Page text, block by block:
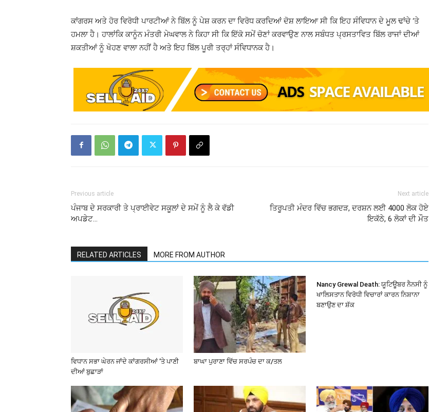
ਕਾਂਗਰਸ ਅਤੇ ਹੋਰ ਵਿਰੋਧੀ ਪਾਰਟੀਆਂ ਨੇ ਬਿੱਲ ਨੂੰ ਪੇਸ਼ ਕਰਨ ਦਾ ਵਿਰੋਧ ਕਰਦਿਆਂ ਦੋਸ਼ ਲਾਇਆ ਸੀ ਕਿ ਇਹ ਸੰਵਿਧਾਨ ਦੇ ਮੂਲ ਢਾਂਚੇ ‘ਤੇ
ਹਮਲਾ ਹੈ। ਹਾਲਾਂਕਿ ਕਾਨੂੰਨ ਮੰਤਰੀ ਮੇਘਵਾਲ ਨੇ ਕਿਹਾ ਸੀ ਕਿ ਇੱਕੋ ਸਮੇਂ ਚੋਣਾਂ ਕਰਵਾਉਣ ਨਾਲ ਸਬੰਧਤ ਪ੍ਰਸਤਾਵਿਤ ਬਿੱਲ ਰਾਜਾਂ ਦੀਆਂ
ਸ਼ਕਤੀਆਂ ਨੂੰ ਖੋਹਣ ਵਾਲਾ ਨਹੀਂ ਹੈ ਅਤੇ ਇਹ ਬਿੱਲ ਪੂਰੀ ਤਰ੍ਹਾਂ ਸੰਵਿਧਾਨਕ ਹੈ।
Previous article
ਪੰਜਾਬ ਦੇ ਸਰਕਾਰੀ ਤੇ ਪ੍ਰਾਈਵੇਟ ਸਕੂਲਾਂ ਦੇ ਸਮੇਂ ਨੂੰ ਲੈ ਕੇ ਵੱਡੀ
ਅਪਡੇਟ…
Next article
ਤਿਰੂਪਤੀ ਮੰਦਰ ਵਿੱਚ ਭਗਦੜ, ਦਰਸ਼ਨ ਲਈ 4000 ਲੋਕ ਹੋਏ
ਇਕੱਠੇ, 6 ਲੋਕਾਂ ਦੀ ਮੌਤ
RELATED ARTICLES MORE FROM AUTHOR
ਵਿਧਾਨ ਸਭਾ ਘੇਰਨ ਜਾਂਦੇ ਕਾਂਗਰਸੀਆਂ ’ਤੇ ਪਾਣੀ
ਦੀਆਂ ਬੁਛਾੜਾਂ
ਬਾਘਾ ਪੁਰਾਣਾ ਵਿੱਚ ਸਰਪੰਚ ਦਾ ਕ/ਤਲ
Nancy Grewal Death: ਯੂਟਿਊਬਰ ਨੈਨਸੀ ਨੂੰ
ਖਾਲਿਸਤਾਨ ਵਿਰੋਧੀ ਵਿਚਾਰਾਂ ਕਾਰਨ ਨਿਸ਼ਾਨਾ
ਬਣਾਉਣ ਦਾ ਸ਼ੱਕ